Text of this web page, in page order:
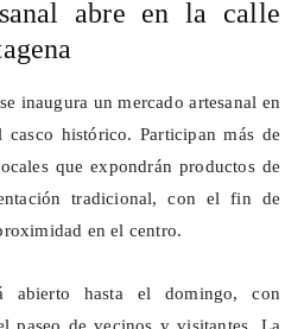
abre en la calle
inaugura un mercado artesanal en
casco histórico. Participan más de
que expondrán productos de
tradicional, con el fin de
en el centro.
abierto hasta el domingo, con